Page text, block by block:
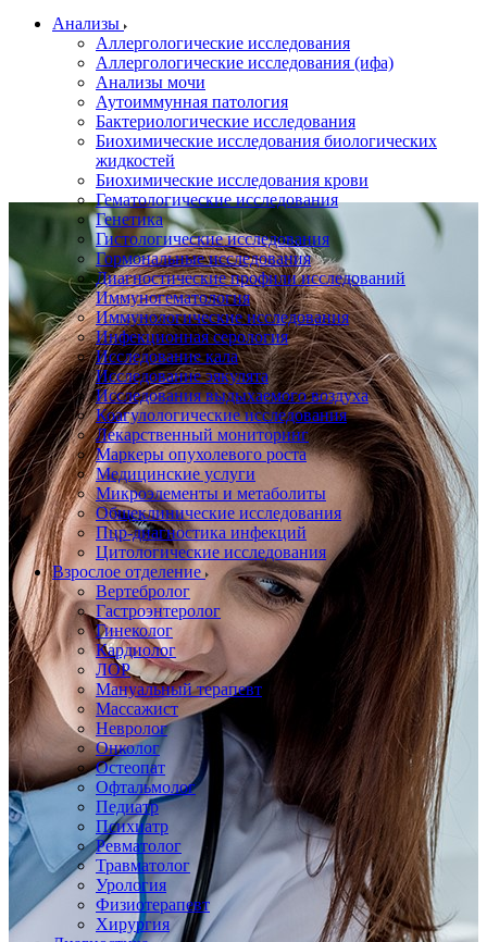
Анализы
Аллергологические исследования
Аллергологические исследования (ифа)
Анализы мочи
Аутоиммунная патология
Бактериологические исследования
Биохимические исследования биологических
жидкостей
Биохимические исследования крови
Гематологические исследования
Генетика
Гистологические исследования
Гормональные исследования
Диагностические профили исследований
Иммуногематология
Иммунологические исследования
Инфекционная серология
Исследование кала
Исследование эякулята
Исследования выдыхаемого воздуха
Коагулологические исследования
Лекарственный мониторинг
Маркеры опухолевого роста
Медицинские услуги
Микроэлементы и метаболиты
Общеклинические исследования
Пцр-диагностика инфекций
Цитологические исследования
Взрослое отделение
Вертебролог
Гастроэнтеролог
Гинеколог
Кардиолог
ЛОР
Мануальный терапевт
Массажист
Невролог
Онколог
Остеопат
Офтальмолог
Педиатр
Психиатр
Ревматолог
Травматолог
Урология
Физиотерапевт
Хирургия